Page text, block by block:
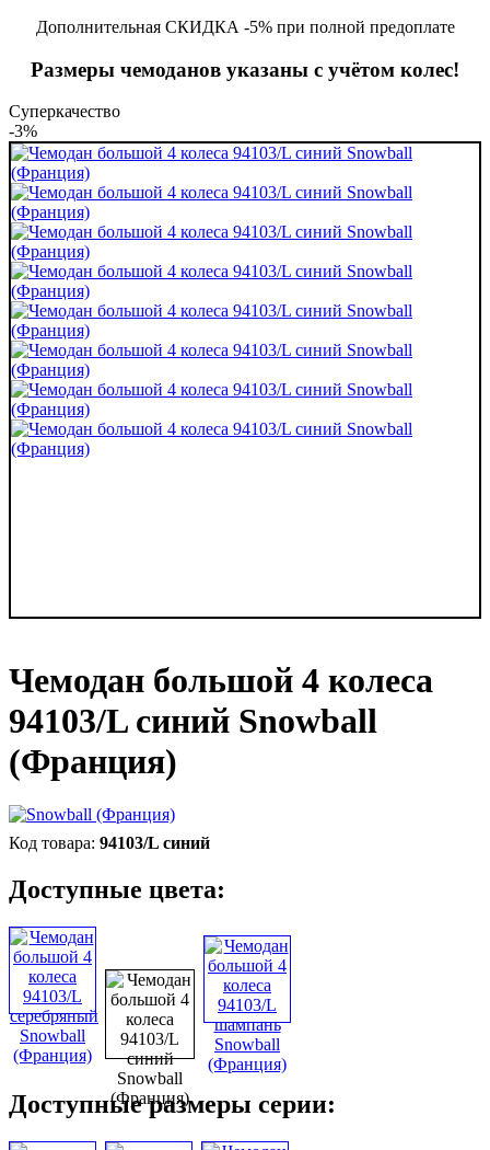
Дополнительная СКИДКА -5% при полной предоплате
Размеры чемоданов указаны с учётом колес!
Суперкачество
-3%
Чемодан большой 4 колеса
94103/L синий Snowball
(Франция)
94103/L синий
Доступные цвета:
Доступные размеры серии: